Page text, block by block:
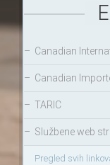
– Canadian
– Canadian
– TARIC
– Službene web
Pregled svih